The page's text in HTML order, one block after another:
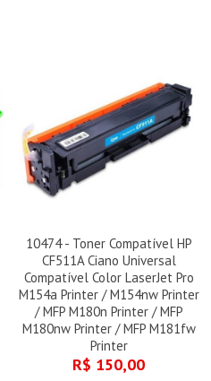
10474 - Toner Compatível HP
CF511A Ciano Universal
Compatível Color LaserJet Pro
M154a Printer / M154nw Printer
/ MFP M180n Printer / MFP
M180nw Printer / MFP M181fw
Printer
R$ 150,00